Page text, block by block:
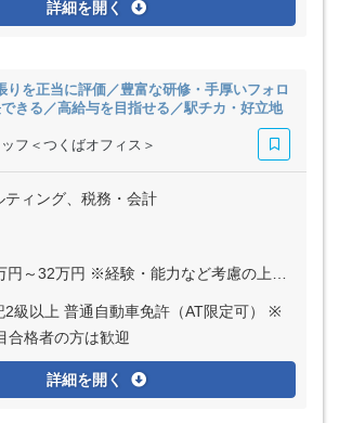
詳細を開く
りを正当に評価／豊富な研修・手厚いフォロ
きる／高給与を目指せる／駅チカ・好立地
フ＜つくばオフィス＞
ティング、税務・会計
万円 ※経験・能力など考慮の上、決定いたします ※残業代は全額支給
2級以上 普通自動車免許（AT限定可） ※
合格者の方は歓迎
詳細を開く